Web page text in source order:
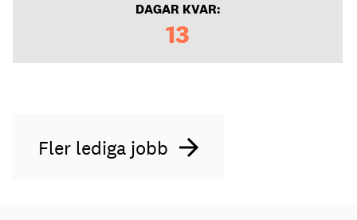
DAGAR KVAR:
13
Fler lediga jobb